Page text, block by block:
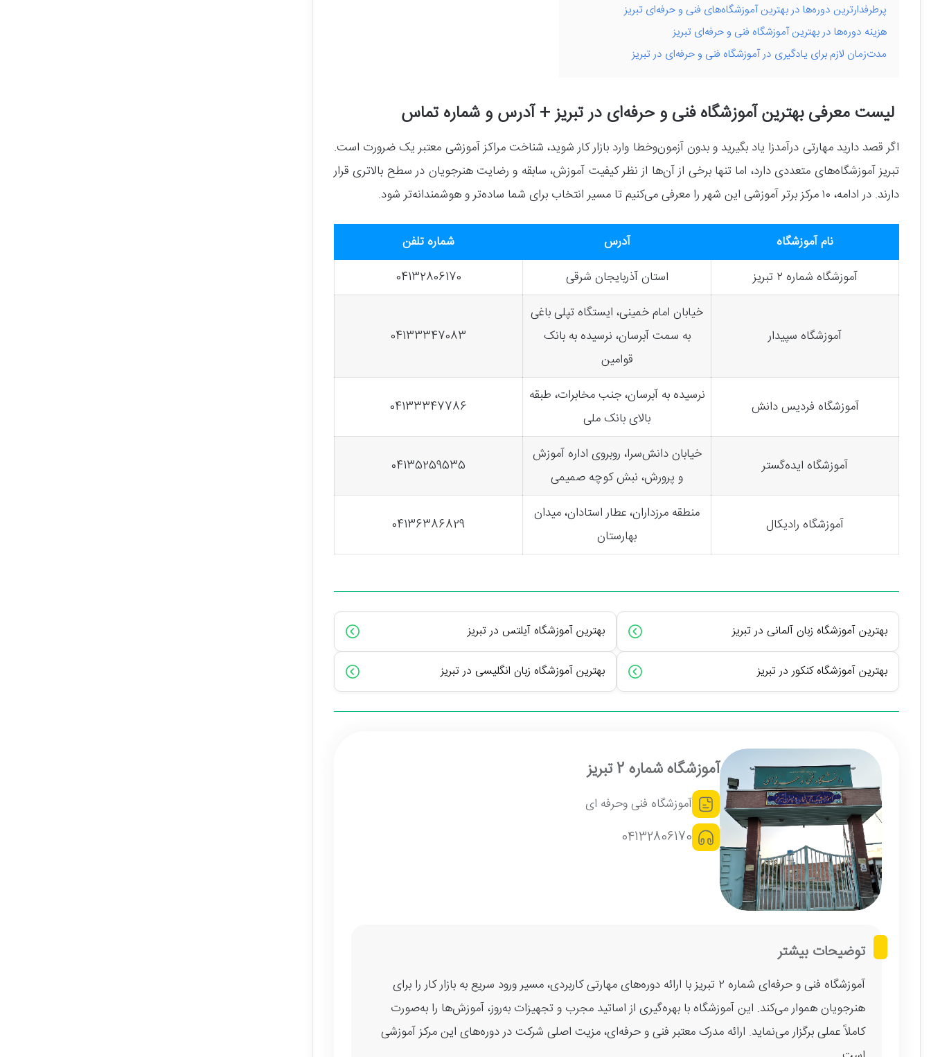
پرطرفدارترین دوره‌ها در بهترین آموزشگاه‌های فنی و حرفه‌ای تبریز
هزینه دوره‌ها در بهترین آموزشگاه فنی و حرفه‌ای تبریز
مدت‌زمان لازم برای یادگیری در آموزشگاه فنی و حرفه‌ای در تبریز
لیست معرفی بهترین آموزشگاه فنی و حرفه‌ای در تبریز + آدرس و شماره تماس
اگر قصد دارید مهارتی درآمدزا یاد بگیرید و بدون آزمون‌وخطا وارد بازار کار شوید، شناخت مراکز آموزشی معتبر یک ضرورت است.
تبریز آموزشگاه‌های متعددی دارد، اما تنها برخی از آن‌ها از نظر کیفیت آموزش، سابقه و رضایت هنرجویان در سطح بالاتری قرار
دارند. در ادامه، ۱۰ مرکز برتر آموزشی این شهر را معرفی می‌کنیم تا مسیر انتخاب برای شما ساده‌تر و هوشمندانه‌تر شود.
نام آموزشگاه آدرس
شماره تلفن
آموزشگاه شماره ۲ تبریز
استان آذربایجان شرقی 04132806170
آموزشگاه سپیدار
خیابان امام خمینی، ایستگاه تپلی باغی
به سمت آبرسان، نرسیده به بانک
قوامین
04133347083
آموزشگاه فردیس دانش
نرسیده به آبرسان، جنب مخابرات، طبقه
بالای بانک ملی
04133347786
آموزشگاه ایده‌گستر
خیابان دانش‌سرا، روبروی اداره آموزش
و پرورش، نبش کوچه صمیمی
04135259535
آموزشگاه رادیکال
منطقه مرزداران، عطار استادان، میدان
بهارستان
04136386829
بهترین آموزشگاه زبان آلمانی در تبریز بهترین آموزشگاه آیلتس در تبریز
بهترین آموزشگاه کنکور در تبریز بهترین آموزشگاه زبان انگلیسی در تبریز
آموزشگاه شماره 2 تبریز
آموزشگاه فنی وحرفه ای
04132806170
توضیحات بیشتر
آموزشگاه فنی و حرفه‌ای شماره ۲ تبریز با ارائه دوره‌های مهارتی کاربردی، مسیر ورود سریع به بازار کار را برای
هنرجویان هموار می‌کند. این آموزشگاه با بهره‌گیری از اساتید مجرب و تجهیزات به‌روز، آموزش‌ها را به‌صورت
کاملاً عملی برگزار می‌نماید. ارائه مدرک معتبر فنی و حرفه‌ای، مزیت اصلی شرکت در دوره‌های این مرکز آموزشی